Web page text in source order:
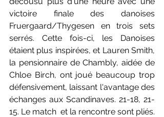
victoire finale des danoises
Fruergaard/Thygesen en trois sets
serrés. Cette fois-ci, les Danoises
étaient plus inspirées, et Lauren Smith,
la pensionnaire de Chambly, aidée de
Chloe Birch, ont joué beaucoup trop
défensivement, laissant l'avantage des
échanges aux Scandinaves. 21-18, 21-
15. Le match  et la rencontre sont pliés.